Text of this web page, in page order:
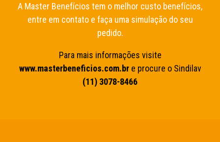
A Master Benefícios tem o melhor custo benefícios,
entre em contato e faça uma simulação do seu
pedido.
Para mais informações visite
www.masterbeneficios.com.bre procure o Sindilav
(11) 3078-8466